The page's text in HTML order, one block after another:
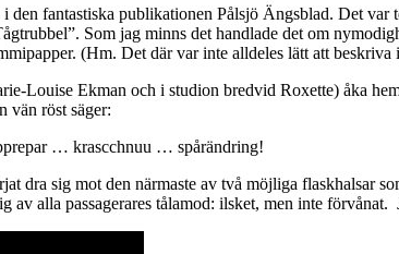
den fantastiska publikationen Pålsjö Ängsblad. Det
Som jag minns det handlade det om
(Hm. Det där var inte alldeles lätt att
Louise Ekman och i studion bredvid Roxette) åka
vän röst säger:
… krascchnuu … spårändring!
dra sig mot den närmaste av två möjliga flaskhalsar
av alla passagerares tålamod: ilsket, men inte förvånat.